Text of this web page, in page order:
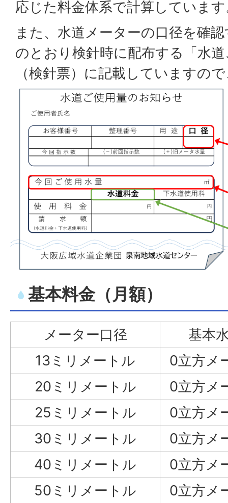
応じた料金体系で計算していま
また、水道メーターの口径を確
のとおり検針時に配布する「水
（検針票）に記載していますの
基本料金（月額）
メーター口径
基本
13ミリメートル
0立方メ
20ミリメートル
0立方メ
25ミリメートル
0立方メ
30ミリメートル
0立方メ
40ミリメートル
0立方メ
50ミリメートル
0立方メ